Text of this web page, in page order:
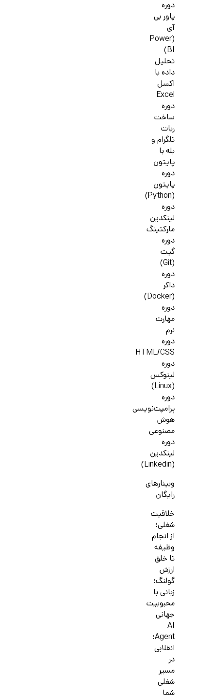
دوره
پاور بی
آی
(Power
BI)
تحلیل
داده با
اکسل
Excel
دوره
ساخت
ربات
تلگرام و
بله با
پایتون
دوره
پایتون
(Python)
دوره
لینکدین
مارکتینگ
دوره
گیت
(Git)
دوره
داکر
(Docker)
دوره
مهارت
نرم
دوره
HTML/CSS
دوره
لینوکس
(Linux)
دوره
پرامپت‌نویسی
هوش
مصنوعی
دوره
لینکدین
(Linkedin)
وبینارهای
رایگان
خلاقیت
شغلی؛
از انجام
وظیفه
تا خلق
ارزش
گولنگ؛
زبانی با
محبوبیت
جهانی
AI
Agent؛
انقلابی
در
مسیر
شغلی